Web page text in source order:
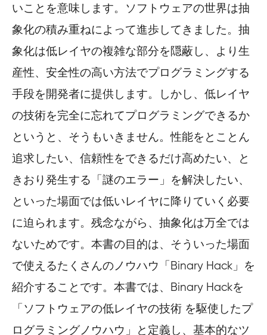
いことを意味します。ソフトウェアの世界は抽
象化の積み重ねによって進歩してきました。抽
象化は低レイヤの複雑な部分を隠蔽し、より生
産性、安全性の高い方法でプログラミングする
手段を開発者に提供します。しかし、低レイヤ
の技術を完全に忘れてプログラミングできるか
というと、そうもいきません。性能をとことん
追求したい、信頼性をできるだけ高めたい、と
きおり発生する「謎のエラー」を解決したい、
といった場面では低いレイヤに降りていく必要
に迫られます。残念ながら、抽象化は万全では
ないためです。本書の目的は、そういった場面
で使えるたくさんのノウハウ「Binary Hack」を
紹介することです。本書では、Binary Hackを
「ソフトウェアの低レイヤの技術 を駆使したプ
ログラミングノウハウ」と定義し、基本的なツ